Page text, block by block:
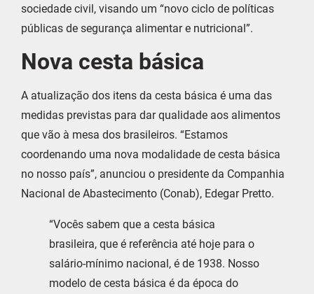
sociedade civil, visando um “novo ciclo de políticas
públicas de segurança alimentar e nutricional”.
Nova cesta básica
A atualização dos itens da cesta básica é uma das
medidas previstas para dar qualidade aos alimentos
que vão à mesa dos brasileiros. “Estamos
coordenando uma nova modalidade de cesta básica
no nosso país”, anunciou o presidente da Companhia
Nacional de Abastecimento (Conab), Edegar Pretto.
“Vocês sabem que a cesta básica
brasileira, que é referência até hoje para o
salário-mínimo nacional, é de 1938. Nosso
modelo de cesta básica é da época do